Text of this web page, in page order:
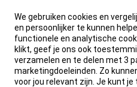
We gebruiken cookies en
en persoonlijker te kunnen
functionele en analytische
klikt, geef je ons ook
verzamelen en te delen met 3
marketingdoeleinden. Zo
voor jou relevant zijn. Je kunt